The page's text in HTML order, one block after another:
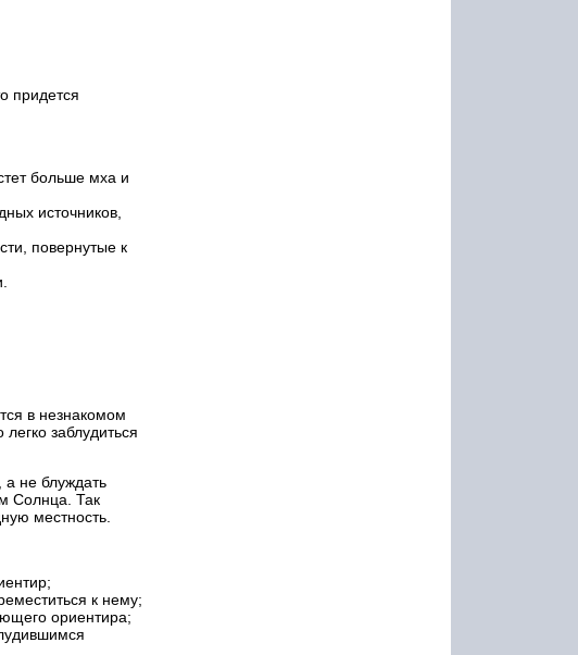
придется
больше мха и
источников,
повернутые к
в незнакомом
заблудиться
а не блуждать
Солнца. Так
местность.
к нему;
ориентира;